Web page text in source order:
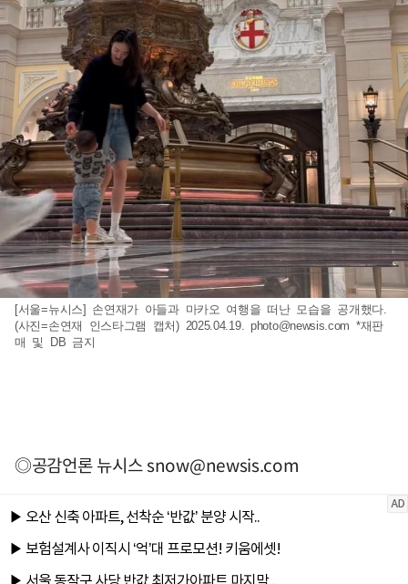
[서울=뉴시스] 손연재가 아들과 마카오 여행을 떠난 모습을 공개했다.
(사진=손연재 인스타그램 캡처) 2025.04.19. photo@newsis.com *재판
매 및 DB 금지
◎공감언론 뉴시스snow@newsis.com